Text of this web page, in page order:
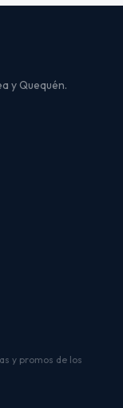
y Quequén.
y promos de los